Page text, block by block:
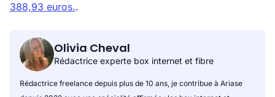
388,93 euros..
Olivia Cheval
Rédactrice experte box internet et fibre
Rédactrice freelance depuis plus de 10 ans, je contribue à Ariase